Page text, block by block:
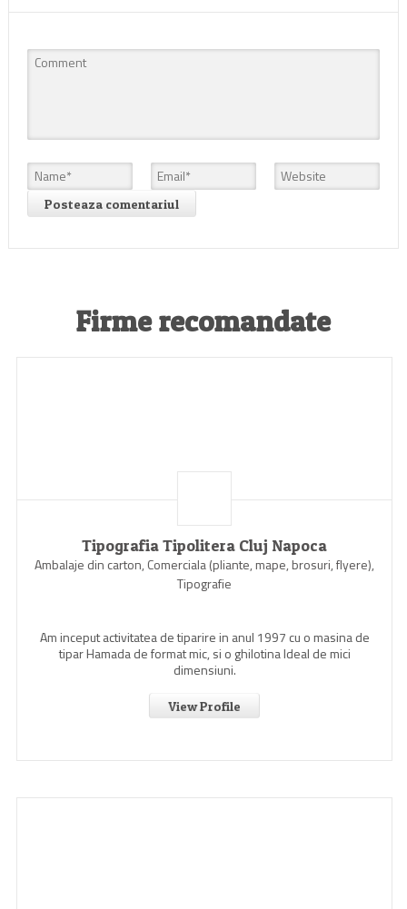
Firme recomandate
Tipografia Tipolitera Cluj Napoca
Ambalaje din carton, Comerciala (pliante, mape, brosuri, flyere),
Tipografie
Am inceput activitatea de tiparire in anul 1997 cu o masina de
tipar Hamada de format mic, si o ghilotina Ideal de mici
dimensiuni.
View Profile